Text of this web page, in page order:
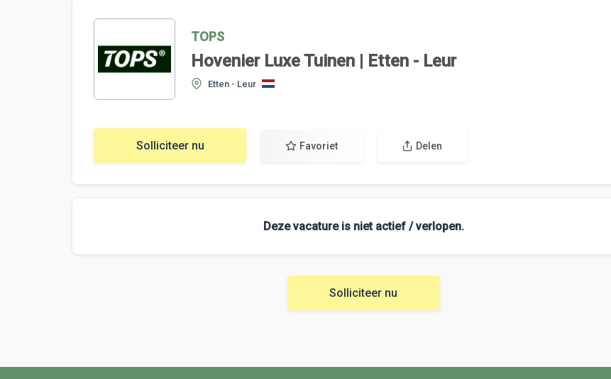
TOPS
Hovenier Luxe Tuinen | Etten - Leur
Etten - Leur
Solliciteer nu Favoriet Delen
Deze vacature is niet actief / verlopen.
Solliciteer nu